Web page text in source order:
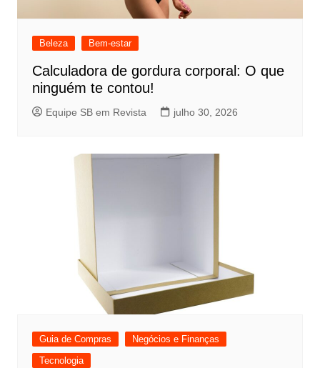
Beleza Bem-estar
Calculadora de gordura corporal: O que
ninguém te contou!
Equipe SB em Revista julho 30, 2026
Guia de Compras
Negócios e Finanças
Tecnologia